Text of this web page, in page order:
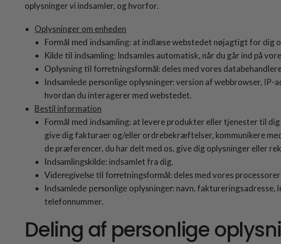
oplysninger vi indsamler, og hvorfor.
Oplysninger om enheden
Formål med indsamling: at indlæse webstedet nøjagtigt for dig
Kilde til indsamling: Indsamles automatisk, når du går ind på
Oplysning til forretningsformål: deles med vores
Indsamlede personlige oplysninger:version af webbrowser, IP-
hvordan du interagerer med webstedet.
Bestil information
Formål med indsamling: at levere produkter eller tjenester til
give dig fakturaer og/eller ordrebekræftelser, kommunikere
de præferencer, du har delt med os, give dig oplysninger eller
Indsamlingskilde: indsamlet fra dig.
Videregivelse til forretningsformål: deles med vores
Indsamlede personlige oplysninger: navn, faktureringsadresse,
telefonnummer.
Deling af personlige